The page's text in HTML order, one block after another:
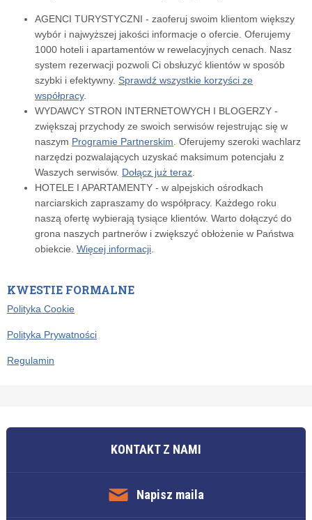
AGENCI TURYSTYCZNI - zaoferuj swoim klientom większy
wybór i najwyższej jakości informacje o ofercie. Oferujemy
1000 hoteli i apartamentów w rewelacyjnych cenach. Nasz
system rezerwacji pozwoli Ci obsłuzyć klientów w sposób
szybki i efektywny. Sprawdź wszystkie korzyści ze
współpracy.
WYDAWCY STRON INTERNETOWYCH I BLOGERZY -
zwiększaj przychody ze swoich serwisów rejestrując się w
naszym Programie Partnerskim. Oferujemy szeroki wachlarz
narzędzi pozwalających uzyskać maksimum potencjału z
Waszych serwisów. Dołącz już teraz.
HOTELE I APARTAMENTY - w alpejskich ośrodkach
narciarskich zapraszamy do współpracy. Każdego roku
naszą ofertę wybierają tysiące klientów. Warto dołączyć do
grona naszych partnerów i zwiększyć obłożenie w Państwa
obiekcie. Więcej informacji.
KWESTIE FORMALNE
Polityka Cookie
Polityka Prywatności
Regulamin
KONTAKT Z NAMI
Napisz maila